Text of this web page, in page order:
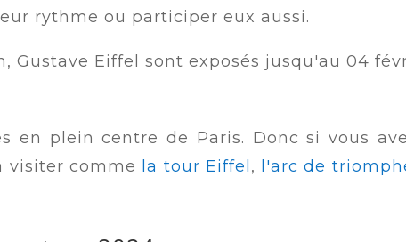
rythme ou participer eux aussi.
Gustave Eiffel sont exposés jusqu'au 04
en plein centre de Paris. Donc si vous
visiter comme
la tour Eiffel , l'arc de